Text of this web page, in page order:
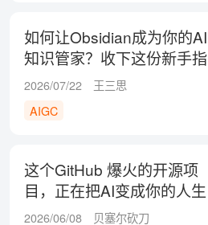
如何让Obsidian成为你的AI
知识管家？收下这份新手指
南！
2026/07/22
王三思
AIGC
这个GitHub 爆火的开源项
目，正在把AI变成你的人生
操作系统
2026/06/08
贝塞尔砍刀